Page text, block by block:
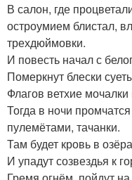
В салон, где
остроумием блистал,
трехдюймовки.
И повесть начал с
Померкнут блески
Флагов ветхие мочалки
Тогда в ночи
пулемётами, тачанки.
Там будет кровь в
И упадут созвездья к